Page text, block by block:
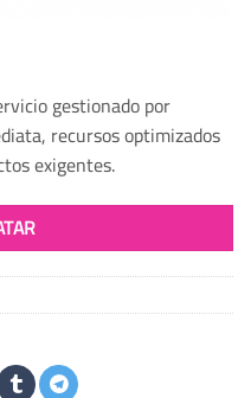
gestionado por
recursos optimizados
exigentes.